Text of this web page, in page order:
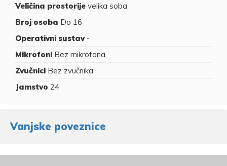
Veličina prostorije velika soba
Broj osoba Do 16
Operativni sustav-
Mikrofoni Bez mikrofona
Zvučnici Bez zvučnika
Jamstvo 24
Vanjske poveznice